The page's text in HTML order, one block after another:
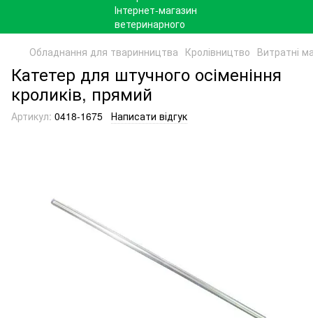
Обладнання для тваринництва Кролівництво Витратні
Катетер для штучного осіменіння
кроликів, прямий
Артикул: 0418-1675 Написати відгук